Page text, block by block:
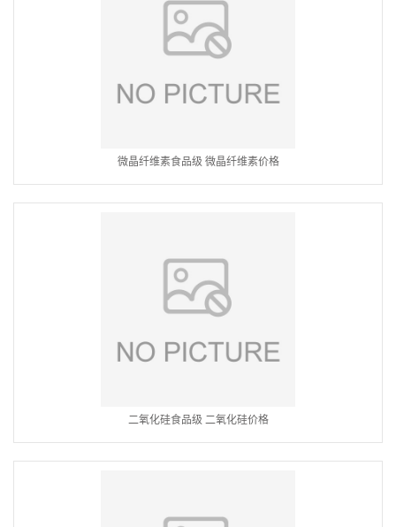
微晶纤维素食品级 微晶纤维素价格
二氧化硅食品级 二氧化硅价格